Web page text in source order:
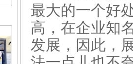
最大的一个好
高，在企业知
发展，因此，